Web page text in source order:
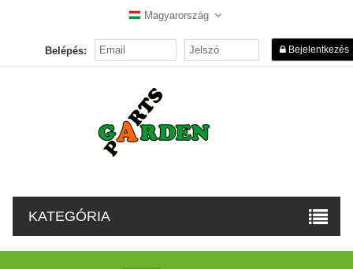
Magyarország
Belépés: Bejelentkezés
KATEGÓRIA